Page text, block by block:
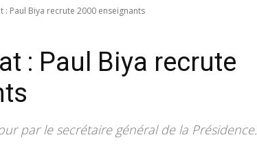
: Paul Biya recrute 2000 enseignants
: Paul Biya recrute
par le secrétaire général de la Présidence.